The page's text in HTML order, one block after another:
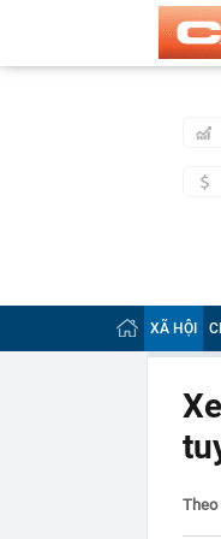
XÃ HỘI
Theo